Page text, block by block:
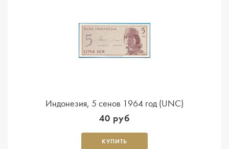
Индонезия, 5 сенов 1964 год (UNC)
40 руб
КУПИТЬ